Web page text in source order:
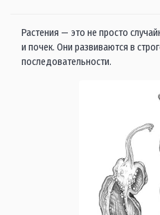
Растения — это не просто
и почек. Они развиваются в
последовательности.